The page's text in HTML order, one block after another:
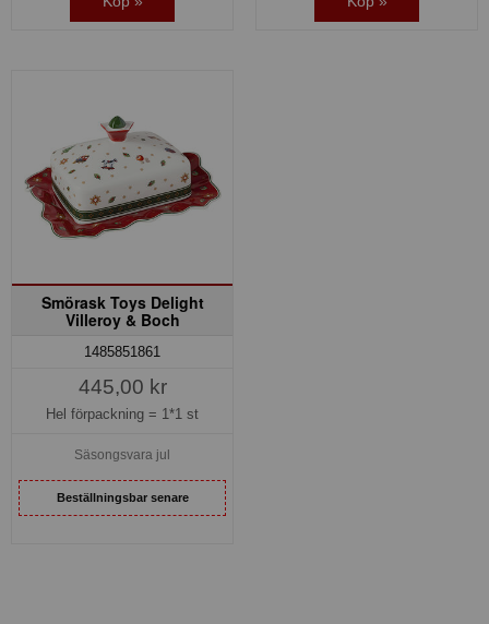
Smörask Toys Delight
Villeroy & Boch
1485851861
445,00 kr
Hel förpackning = 1*1 st
Säsongsvara jul
Beställningsbar senare